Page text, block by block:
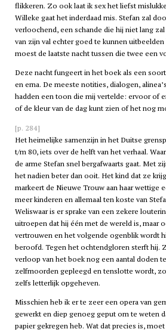
flikkeren. Zo ook laat ik sex het liefst
Willeke gaat het inderdaad mis. Stefan zal
verloochend, een schande die hij niet lang
van zijn val echter goed te kunnen
moest de laatste nacht tussen die twee een
Deze nacht fungeert in het boek als een
en erna. De meeste notities, dialogen,
hadden een toon die mij vertelde: ervoor of
of de kleur van de dag kunt zien of het nog
[p. 284]
Het heimelijke samenzijn in het Duitse
t/m 80, iets over de helft van het verhaal.
de arme Stefan snel bergafwaarts gaat. Met
het nadien beter dan ooit. Het kind dat ze
markeert de Nieuwe Trouw aan haar wettige
meer kinderen en allemaal ten koste van
Weliswaar is er sprake van een zekere
uitroepen dat hij één met de wereld is, maar
vertrouwen en het volgende ogenblik wordt
beroofd. Tegen het ochtendgloren sterft hij.
verloop van het boek nog een aantal doden
zelfmoorden gepleegd en tenslotte wordt,
zelfs letterlijk opgeheven.
Misschien heb ik er te zeer een opera van
gewerkt en diep genoeg geput om te weten
papier gekregen heb. Wat dat precies is,